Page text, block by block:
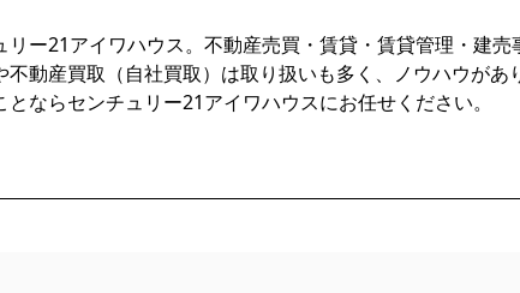
ー21アイワハウス。不動産売買・賃貸・賃貸管理・建売
動産買取（自社買取）は取り扱いも多く、ノウハウがあ
ならセンチュリー21アイワハウスにお任せください。